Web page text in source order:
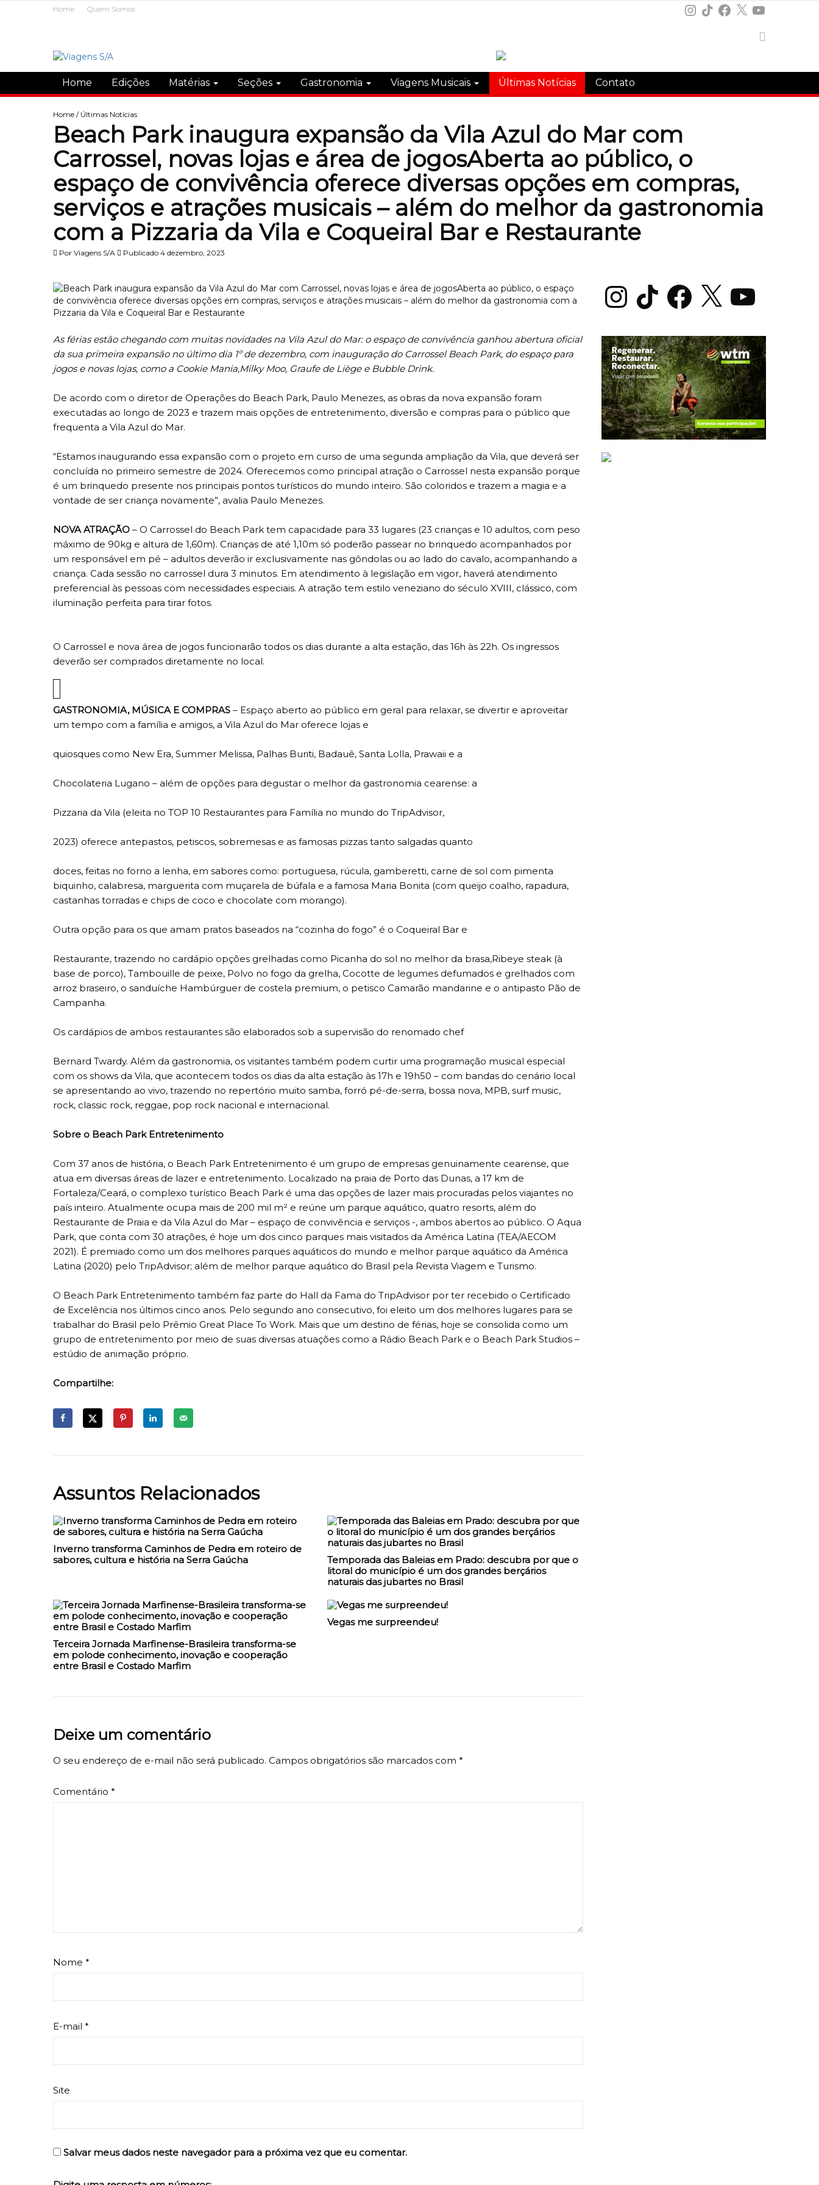
Home Quem Somos Instagram
TikTokFacebook
X YouTube
Home Edições Matérias Seções Gastronomia Viagens Musicais Últimas Notícias Contato
Home / Últimas Notícias
Beach Park inaugura expansão da Vila Azul do Mar com
Carrossel, novas lojas e área de jogosAberta ao público, o
espaço de convivência oferece diversas opções em compras,
serviços e atrações musicais – além do melhor da gastronomia
com a Pizzaria da Vila e Coqueiral Bar e Restaurante
Por Viagens S/A Publicado 4 dezembro, 2023
As férias estão chegando com muitas novidades na Vila Azul do Mar: o espaço de convivência ganhou abertura oficial
da sua primeira expansão no último dia 1º de dezembro, com inauguração do Carrossel Beach Park, do espaço para
jogos e novas lojas, como a Cookie Mania,Milky Moo, Graufe de Liège e Bubble Drink.
De acordo com o diretor de Operações do Beach Park, Paulo Menezes, as obras da nova expansão foram
executadas ao longo de 2023 e trazem mais opções de entretenimento, diversão e compras para o público que
frequenta a Vila Azul do Mar.
“Estamos inaugurando essa expansão com o projeto em curso de uma segunda ampliação da Vila, que deverá ser
concluída no primeiro semestre de 2024. Oferecemos como principal atração o Carrossel nesta expansão porque
é um brinquedo presente nos principais pontos turísticos do mundo inteiro. São coloridos e trazem a magia e a
vontade de ser criança novamente”, avalia Paulo Menezes.
NOVA ATRAÇÃO – O Carrossel do Beach Park tem capacidade para 33 lugares (23 crianças e 10 adultos, com peso
máximo de 90kg e altura de 1,60m). Crianças de até 1,10m só poderão passear no brinquedo acompanhados por
um responsável em pé – adultos deverão ir exclusivamente nas gôndolas ou ao lado do cavalo, acompanhando a
criança. Cada sessão no carrossel dura 3 minutos. Em atendimento à legislação em vigor, haverá atendimento
preferencial às pessoas com necessidades especiais. A atração tem estilo veneziano do século XVIII, clássico, com
iluminação perfeita para tirar fotos.
O Carrossel e nova área de jogos funcionarão todos os dias durante a alta estação, das 16h às 22h. Os ingressos
deverão ser comprados diretamente no local.
GASTRONOMIA, MÚSICA E COMPRAS – Espaço aberto ao público em geral para relaxar, se divertir e aproveitar
um tempo com a família e amigos, a Vila Azul do Mar oferece lojas e
quiosques como New Era, Summer Melissa, Palhas Buriti, Badauê, Santa Lolla, Prawaii e a
Chocolateria Lugano – além de opções para degustar o melhor da gastronomia cearense: a
Pizzaria da Vila (eleita no TOP 10 Restaurantes para Família no mundo do TripAdvisor,
2023) oferece antepastos, petiscos, sobremesas e as famosas pizzas tanto salgadas quanto
doces, feitas no forno a lenha, em sabores como: portuguesa, rúcula, gamberetti, carne de sol com pimenta
biquinho, calabresa, marguerita com muçarela de búfala e a famosa Maria Bonita (com queijo coalho, rapadura,
castanhas torradas e chips de coco e chocolate com morango).
Outra opção para os que amam pratos baseados na “cozinha do fogo” é o Coqueiral Bar e
Restaurante, trazendo no cardápio opções grelhadas como Picanha do sol no melhor da brasa,Ribeye steak (à
base de porco), Tambouille de peixe, Polvo no fogo da grelha, Cocotte de legumes defumados e grelhados com
arroz braseiro, o sanduíche Hambúrguer de costela premium, o petisco Camarão mandarine e o antipasto Pão de
Campanha.
Os cardápios de ambos restaurantes são elaborados sob a supervisão do renomado chef
Bernard Twardy. Além da gastronomia, os visitantes também podem curtir uma programação musical especial
com os shows da Vila, que acontecem todos os dias da alta estação às 17h e 19h50 – com bandas do cenário local
se apresentando ao vivo, trazendo no repertório muito samba, forró pé-de-serra, bossa nova, MPB, surf music,
rock, classic rock, reggae, pop rock nacional e internacional.
Sobre o Beach Park Entretenimento
Com 37 anos de história, o Beach Park Entretenimento é um grupo de empresas genuinamente cearense, que
atua em diversas áreas de lazer e entretenimento. Localizado na praia de Porto das Dunas, a 17 km de
Fortaleza/Ceará, o complexo turístico Beach Park é uma das opções de lazer mais procuradas pelos viajantes no
país inteiro. Atualmente ocupa mais de 200 mil m² e reúne um parque aquático, quatro resorts, além do
Restaurante de Praia e da Vila Azul do Mar – espaço de convivência e serviços -, ambos abertos ao público. O Aqua
Park, que conta com 30 atrações, é hoje um dos cinco parques mais visitados da América Latina (TEA/AECOM
2021). É premiado como um dos melhores parques aquáticos do mundo e melhor parque aquático da América
Latina (2020) pelo TripAdvisor; além de melhor parque aquático do Brasil pela Revista Viagem e Turismo.
O Beach Park Entretenimento também faz parte do Hall da Fama do TripAdvisor por ter recebido o Certificado
de Excelência nos últimos cinco anos. Pelo segundo ano consecutivo, foi eleito um dos melhores lugares para se
trabalhar do Brasil pelo Prêmio Great Place To Work. Mais que um destino de férias, hoje se consolida como um
grupo de entretenimento por meio de suas diversas atuações como a Rádio Beach Park e o Beach Park Studios –
estúdio de animação próprio.
Compartilhe:
Assuntos Relacionados
Inverno transforma Caminhos de Pedra em roteiro de
sabores, cultura e história na Serra Gaúcha
Temporada das Baleias em Prado: descubra por que o
litoral do município é um dos grandes berçários
naturais das jubartes no Brasil
Terceira Jornada Marfinense-Brasileira transforma-se
em polode conhecimento, inovação e cooperação
entre Brasil e Costado Marfim
Vegas me surpreendeu!
Deixe um comentário
O seu endereço de e-mail não será publicado. Campos obrigatórios são marcados com *
Comentário *
Nome *
E-mail *
Site
Salvar meus dados neste navegador para a próxima vez que eu comentar.
InstagramTikTok Facebook
X YouTube